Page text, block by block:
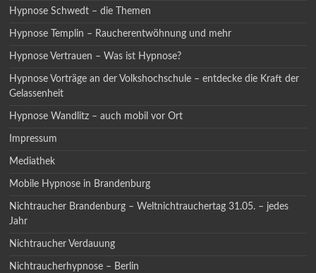
Hypnose Schwedt – die Themen
Hypnose Templin – Raucherentwöhnung und mehr
Hypnose Vertrauen – Was ist Hypnose?
Hypnose Vorträge an der Volkshochschule – entdecke die Kraft der
Gelassenheit
Hypnose Wandlitz – auch mobil vor Ort
Impressum
Mediathek
Mobile Hypnose in Brandenburg
Nichtraucher Brandenburg – Weltnichtrauchertag 31.05. – jedes
Jahr
Nichtraucher Verdauung
Nichtraucherhypnose – Berlin